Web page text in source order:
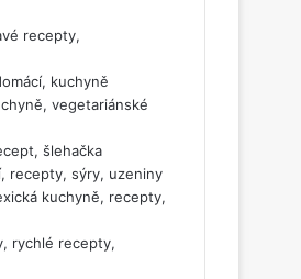
recepty,
kuchyně
vegetariánské
šlehačka
recepty, sýry, uzeniny
kuchyně, recepty,
rychlé recepty,